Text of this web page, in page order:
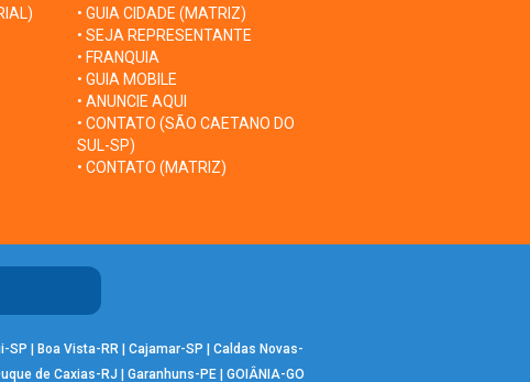
• GUIA CIDADE (MATRIZ)
• SEJA REPRESENTANTE
• FRANQUIA
• GUIA MOBILE
• ANUNCIE AQUI
• CONTATO (SÃO CAETANO DO
SUL-SP)
• CONTATO (MATRIZ)
SP | Boa Vista-RR | Cajamar-SP | Caldas Novas-
de Caxias-RJ | Garanhuns-PE | GOIÂNIA-GO